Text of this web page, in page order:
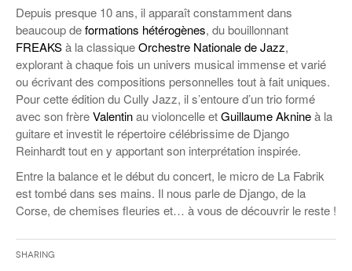
Depuis presque 10 ans, il apparaît constamment dans
beaucoup deformations hétérogènes, du bouillonnant
FREAKSà la classiqueOrchestre Nationale de Jazz,
explorant à chaque fois un univers musical immense et varié
ou écrivant des compositions personnelles tout à fait uniques.
Pour cette édition du Cully Jazz, il s’entoure d’un trio formé
avec son frèreValentinau violoncelle etGuillaume Aknineà la
guitare et investit le répertoire célébrissime de Django
Reinhardt tout en y apportant son interprétation inspirée.
Entre la balance et le début du concert, le micro de La Fabrik
est tombé dans ses mains. Il nous parle de Django, de la
Corse, de chemises fleuries et… à vous de découvrir le reste !
Sharing